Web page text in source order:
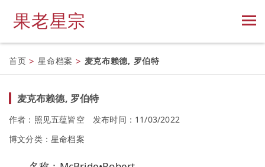
果老星宗
首页 > 星命档案 > 麦克布赖德, 罗伯特
麦克布赖德, 罗伯特
作者：照见五蕴皆空
发布时间：11/03/2022
博文分类： 星命档案